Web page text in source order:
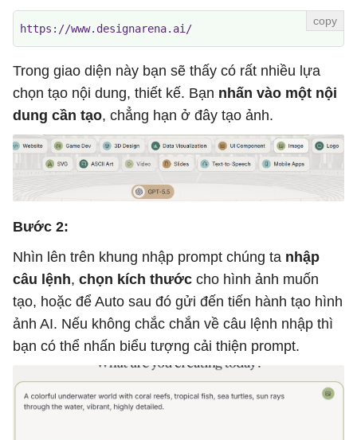
https://www.designarena.ai/
Trong giao diện này bạn sẽ thấy có rất nhiều lựa
chọn tạo nội dung, thiết kế. Bạn nhấn vào một nội
dung cần tạo, chẳng hạn ở đây tạo ảnh.
Bước 2:
Nhìn lên trên khung nhập prompt chúng ta nhập
câu lệnh, chọn kích thước cho hình ảnh muốn
tạo, hoặc để Auto sau đó gửi đến tiến hành tạo hình
ảnh AI. Nếu không chắc chắn về câu lệnh nhập thì
bạn có thể nhấn biểu tượng cải thiện prompt.